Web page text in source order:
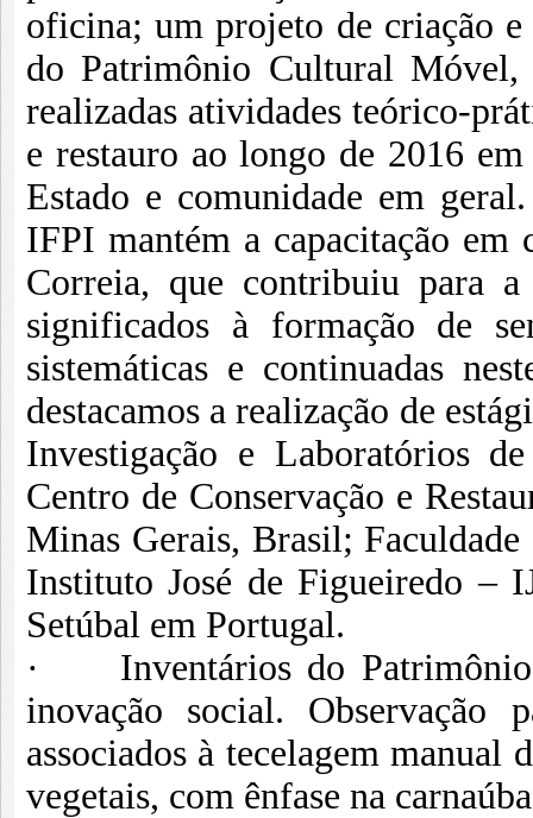
oficina; um projeto de criação
do Patrimônio Cultural
realizadas atividades teórico-
e restauro ao longo de 2016
Estado e comunidade em
IFPI mantém a capacitação em
Correia, que contribuiu para
significados à formação de
sistemáticas e continuadas
destacamos a realização de
Investigação e Laboratórios
Centro de Conservação e
Minas Gerais, Brasil;
Instituto José de Figueiredo –
Setúbal em Portugal.
· Inventários do Patrimônio
inovação social.
associados à tecelagem manual
vegetais, com ênfase na